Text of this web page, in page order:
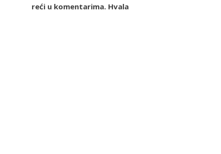
reći u komentarima. Hvala